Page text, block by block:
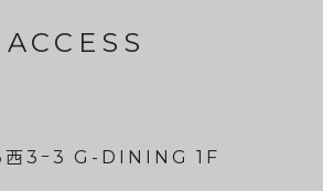
ACCESS
西3ｰ3 G-DINING 1F